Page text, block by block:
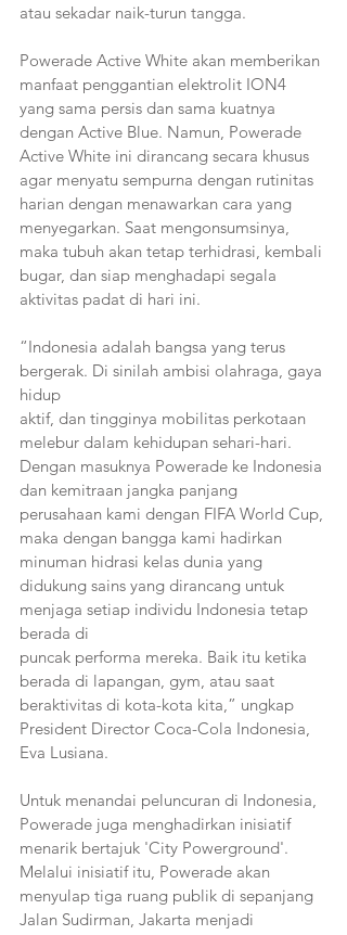
atau sekadar naik-turun tangga.
Powerade Active White akan memberikan
manfaat penggantian elektrolit ION4
yang sama persis dan sama kuatnya
dengan Active Blue. Namun, Powerade
Active White ini dirancang secara khusus
agar menyatu sempurna dengan rutinitas
harian dengan menawarkan cara yang
menyegarkan. Saat mengonsumsinya,
maka tubuh akan tetap terhidrasi, kembali
bugar, dan siap menghadapi segala
aktivitas padat di hari ini.
“Indonesia adalah bangsa yang terus
bergerak. Di sinilah ambisi olahraga, gaya
hidup
aktif, dan tingginya mobilitas perkotaan
melebur dalam kehidupan sehari-hari.
Dengan masuknya Powerade ke Indonesia
dan kemitraan jangka panjang
perusahaan kami dengan FIFA World Cup,
maka dengan bangga kami hadirkan
minuman hidrasi kelas dunia yang
didukung sains yang dirancang untuk
menjaga setiap individu Indonesia tetap
berada di
puncak performa mereka. Baik itu ketika
berada di lapangan, gym, atau saat
beraktivitas di kota-kota kita,” ungkap
President Director Coca-Cola Indonesia,
Eva Lusiana.
Untuk menandai peluncuran di Indonesia,
Powerade juga menghadirkan inisiatif
menarik bertajuk 'City Powerground'.
Melalui inisiatif itu, Powerade akan
menyulap tiga ruang publik di sepanjang
Jalan Sudirman, Jakarta menjadi